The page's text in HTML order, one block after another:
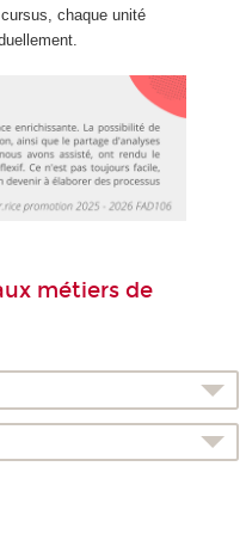
chaque unité
métiers de